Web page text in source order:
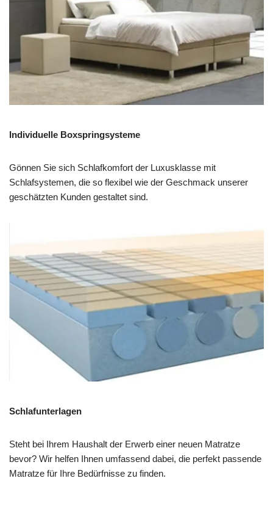
Individuelle Boxspringsysteme
Gönnen Sie sich Schlafkomfort der Luxusklasse mit
Schlafsystemen, die so flexibel wie der Geschmack unserer
geschätzten Kunden gestaltet sind.
Schlafunterlagen
Steht bei Ihrem Haushalt der Erwerb einer neuen Matratze
bevor? Wir helfen Ihnen umfassend dabei, die perfekt passende
Matratze für Ihre Bedürfnisse zu finden.